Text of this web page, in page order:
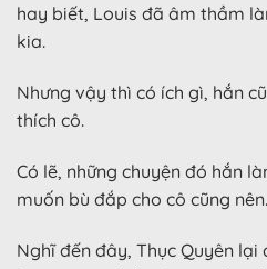
hay biết, Louis đã âm thầm
kia.
Nhưng vậy thì có ích gì, hắn
thích cô.
Có lẽ, những chuyện đó hắn
muốn bù đắp cho cô cũng nên.
Nghĩ đến đây, Thục Quyên